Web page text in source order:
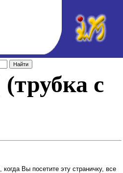
с
Вы посетите эту страничку, все